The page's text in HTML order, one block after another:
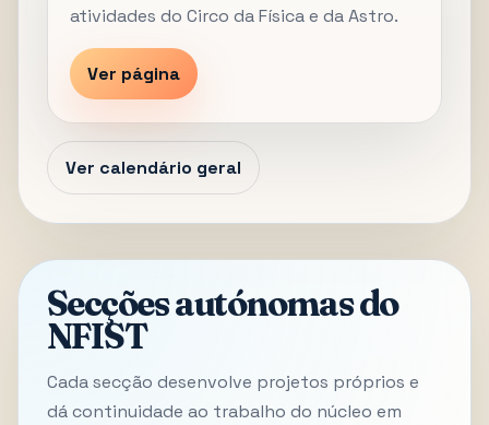
atividades do Circo da Física e da Astro.
Ver página
Ver calendário geral
Secções autónomas do
NFIST
Cada secção desenvolve projetos próprios e
dá continuidade ao trabalho do núcleo em